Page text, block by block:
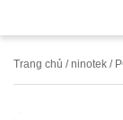
Trang chủ /ninotek /